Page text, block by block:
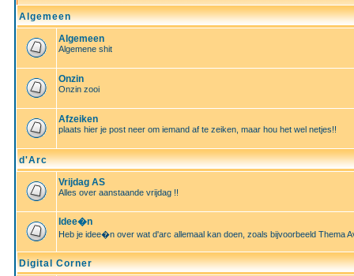
Algemeen
Algemeen
Algemene shit
Onzin
Onzin zooi
Afzeiken
plaats hier je post neer om iemand af te zeiken, maar hou het wel netjes!!
d'Arc
Vrijdag AS
Alles over aanstaande vrijdag !!
Idee�n
Heb je idee�n over wat d'arc allemaal kan doen, zoals bijvoorbeeld Thema
Digital Corner